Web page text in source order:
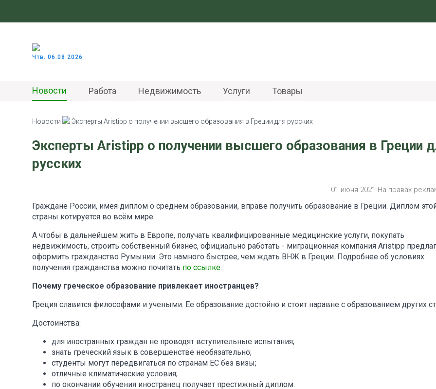
Чтв. 06.08.2026
Новости Работа Недвижимость Услуги Товары
Новости Эксперты Aristipp о получении высшего образования в Греции для русских
Эксперты Aristipp о получении высшего образования в Греции
русских
01 июня 2021 На правах
Граждане России, имея диплом о среднем образовании, вправе получить образование в Греции. Диплом
страны котируется во всём мире.
А чтобы в дальнейшем жить в Европе, получать квалифицированные медицинские услуги, покупать
недвижимость, строить собственный бизнес, официально работать - миграционная компания Aristipp
оформить гражданство Румынии. Это намного быстрее, чем ждать ВНЖ в Греции. Подробнее об условиях
получения гражданства можно почитать по ссылке.
Почему греческое образование привлекает иностранцев?
Греция славится философами и учеными. Ее образование достойно и стоит наравне с образованием других
Достоинства:
для иностранных граждан не проводят вступительные испытания;
знать греческий язык в совершенстве необязательно;
студенты могут передвигаться по странам ЕС без визы;
отличные климатические условия;
по окончании обучения иностранец получает престижный диплом.